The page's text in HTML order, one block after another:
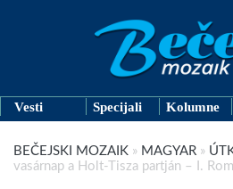
Vesti Specijali Kolumne
BEČEJSKI MOZAIK » MAGYAR »
vasárnap a Holt-Tisza partján – I.